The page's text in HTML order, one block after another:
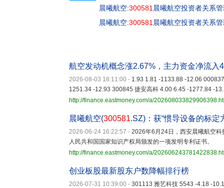
晨曦航空:300581 晨曦航空投资者关系
晨曦航空:300581 晨曦航空投资者关系
航空发动机概念涨2.67%，主力资金净流入
2026-08-03 18:11:00 - 1.93 1.81 -1133.88 -12.06
1251.34 -12.93 300845 捷安高科 4.00 6.45 -1277.84 -
http://finance.eastmoney.com/a/
晨曦航空(300581.SZ)：获“惯导设备的标
2026-06-24 16:22:57 - 2026年6月24日，西安晨曦航空科
人民共和国国家知识产权局颁发的一项发明专利证书。
http://finance.eastmoney.com/a/
创业板股最新股东户数降幅排行榜
2026-07-31 10:39:00 - 301113 雅艺科技 5543 -4.18 -